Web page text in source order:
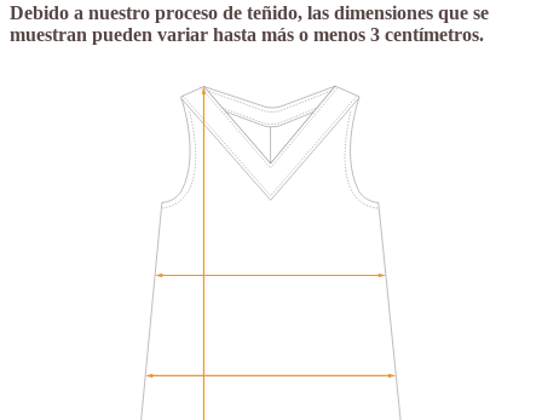
Debido a nuestro proceso de teñido, las dimensiones que se
muestran pueden variar hasta más o menos 3 centímetros.